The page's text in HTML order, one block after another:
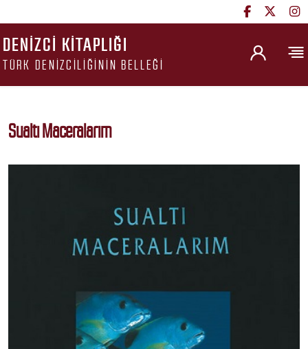
DENIZCI KITAPLIĞI
TÜRK DENIZCILIĞININ BELLEĞI
Sualtı Maceralarım